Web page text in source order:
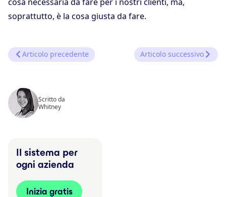
soprattutto, è la cosa giusta da fare.
Articolo precedente Articolo successivo
Scritto da
Whitney
Il sistema per
ogni azienda
Inizia gratis